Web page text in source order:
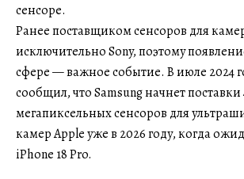
сенсоре.
Ранее поставщиком сенсоров для
исключительно Sony, поэтому
сфере — важное событие. В июле 2024
сообщил, что Samsung начнет поставки
мегапиксельных сенсоров для
камер Apple уже в 2026 году, когда
iPhone 18 Pro.